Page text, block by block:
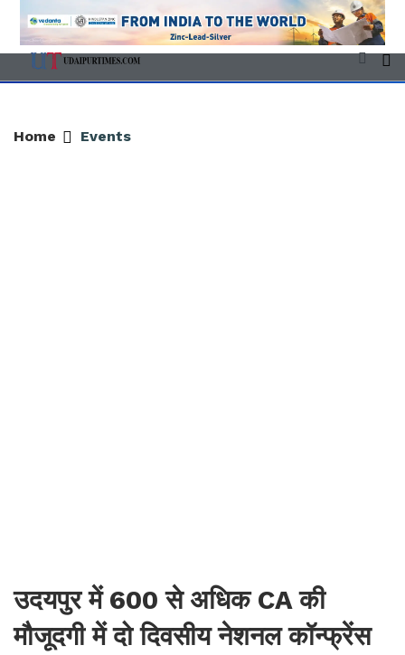
Home Events
उदयपुर में 600 से अधिक CA की
मौजूदगी में दो दिवसीय नेशनल कॉन्फ्रेंस